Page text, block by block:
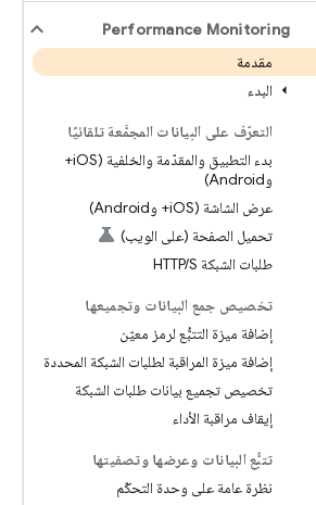
Performance Monitoring
مقدمة
البدء
التعرّف على البيانات المجمَّعة تلقائيًا
بدء التطبيق والمقدّمة والخلفية (i
OS+
وAndroid)
عرض الشاشة (iOS+ وAndroid)
تحميل الصفحة (على الويب)
طلبات الشبكة HTTP
/S
تخصيص جمع البيانات وتجميعها
إضافة ميزة التتبُّع لرمز معيّن
إضافة ميزة المراقبة لطلبات الشبكة المحددة
تخصيص تجميع بيانات طلبات الشبكة
إيقاف مراقبة الأداء
تتبُّع البيانات وعرضها وتصفيتها
نظرة عامة على وحدة التحكّم